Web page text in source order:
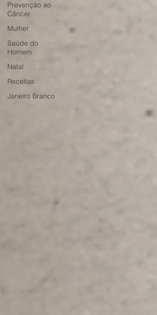
Prevenção ao
Câncer
Mulher
Saúde do
Homem
Natal
Receitas
Janeiro Branco